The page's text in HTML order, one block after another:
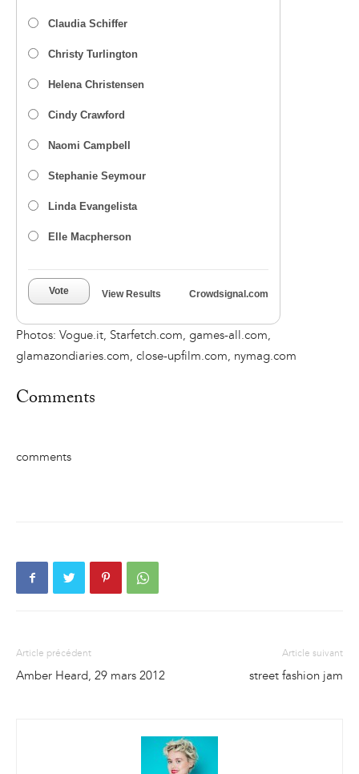
Claudia Schiffer
Christy Turlington
Helena Christensen
Cindy Crawford
Naomi Campbell
Stephanie Seymour
Linda Evangelista
Elle Macpherson
Vote View Results Crowdsignal.com
Photos: Vogue.it, Starfetch.com, games-all.com,
glamazondiaries.com, close-upfilm.com, nymag.com
Comments
comments
Article précédent
Amber Heard, 29 mars 2012
Article suivant
street fashion jam